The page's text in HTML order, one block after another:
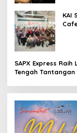
KAI
SAPX Express
Tengah Tantangan